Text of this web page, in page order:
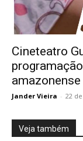
Cineteatro
Jander Vieira - 22
Veja também